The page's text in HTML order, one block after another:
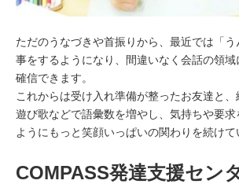
ただのうなづきや首振りから、最近では「
事をするようになり、間違いなく会話の領域
確信できます。
これからは受け入れ準備が整ったお友達と
遊び歌などで語彙数を増やし、気持ちや要求
ようにもっと笑顔いっぱいの関わりを続けて
COMPASS発達支援セン